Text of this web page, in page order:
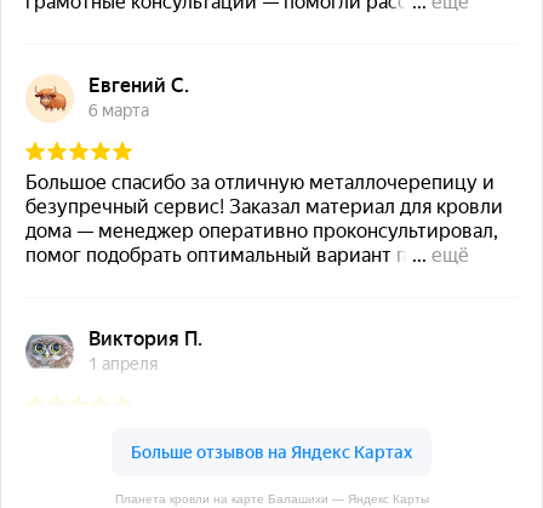
Планета кровли на карте Балашихи — Яндекс Карты